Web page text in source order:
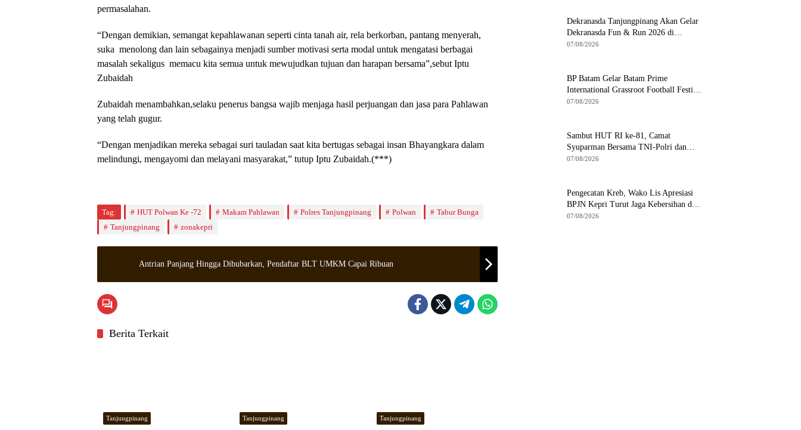
permasalahan.
“Dengan demikian, semangat kepahlawanan seperti cinta tanah air, rela berkorban, pantang menyerah,
suka menolong dan lain sebagainya menjadi sumber motivasi serta modal untuk mengatasi berbagai
masalah sekaligus memacu kita semua untuk mewujudkan tujuan dan harapan bersama”,sebut Iptu
Zubaidah
Zubaidah menambahkan,selaku penerus bangsa wajib menjaga hasil perjuangan dan jasa para Pahlawan
yang telah gugur.
“Dengan menjadikan mereka sebagai suri tauladan saat kita bertugas sebagai insan Bhayangkara dalam
melindungi, mengayomi dan melayani masyarakat,” tutup Iptu Zubaidah.(***)
Tag: HUT Polwan Ke -72 Makam Pahlawan Polres Tanjungpinang Polwan
Tabur Bunga
Tanjungpinang
zonakepri
Antrian Panjang Hingga Dibubarkan, Pendaftar BLT UMKM Capai Ribuan
Berita Terkait
Tanjungpinang Tanjungpinang Tanjungpinang
Dekranasda Tanjungpinang Akan Gelar
Dekranasda Fun & Run 2026 di
Kawasan Gedung Gonggong
07/08/2026
BP Batam Gelar Batam Prime
International Grassroot Football Festival
2026
07/08/2026
Sambut HUT RI ke-81, Camat
Syuparman Bersama TNI-Polri dan
Instansi Goro di Pantai Piwang
07/08/2026
Pengecatan Kreb, Wako Lis Apresiasi
BPJN Kepri Turut Jaga Kebersihan dan
Keindahan Ruas Jalan
07/08/2026